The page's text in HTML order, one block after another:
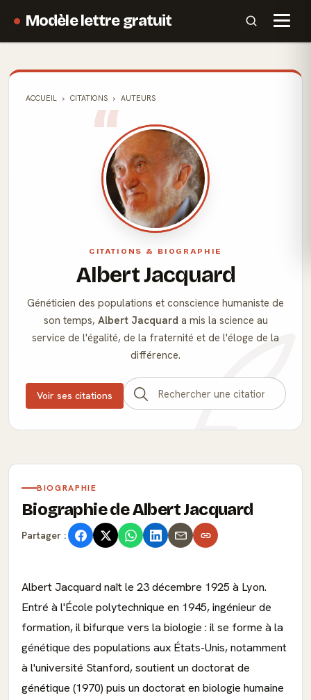
Modèle lettre gratuit
ACCUEIL CITATIONS AUTEURS
CITATIONS & BIOGRAPHIE
Albert Jacquard
Généticien des populations et conscience humaniste de
son temps, Albert Jacquard a mis la science au
service de l'égalité, de la fraternité et de l'éloge de la
différence.
Voir ses citations
BIOGRAPHIE
Biographie de Albert Jacquard
Partager :
Albert Jacquard naît le 23 décembre 1925 à Lyon.
Entré à l'École polytechnique en 1945, ingénieur de
formation, il bifurque vers la biologie : il se forme à la
génétique des populations aux États-Unis, notamment
à l'université Stanford, soutient un doctorat de
génétique (1970) puis un doctorat en biologie humaine